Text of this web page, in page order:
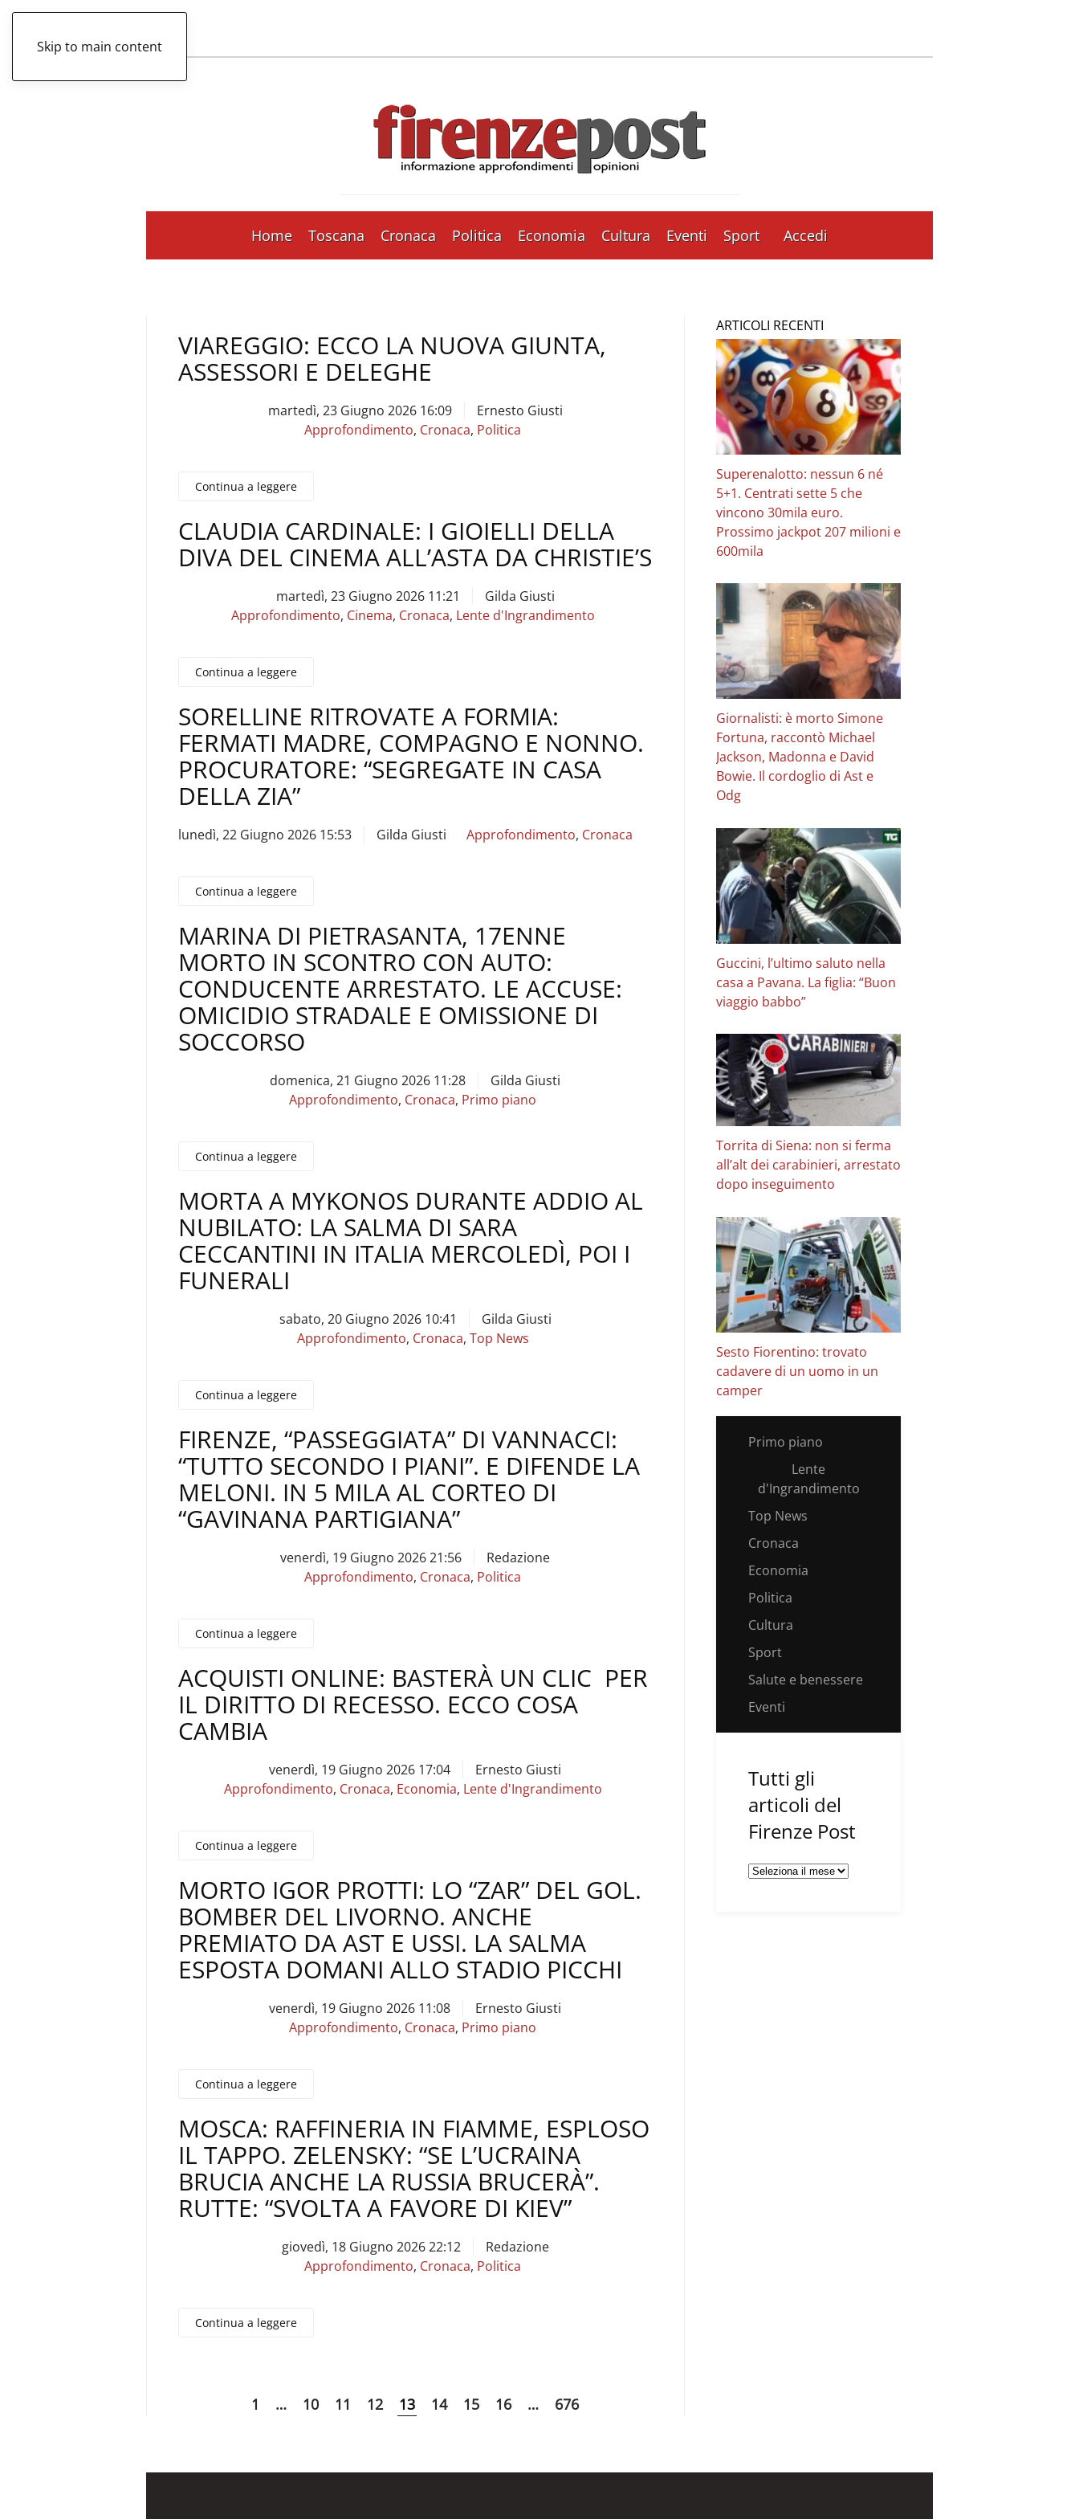
Skip to main content
Home Toscana Cronaca Politica Economia Cultura Eventi Sport Accedi
VIAREGGIO: ECCO LA NUOVA GIUNTA,
ASSESSORI E DELEGHE
martedì, 23 Giugno 2026 16:09
Ernesto Giusti
Approfondimento, Cronaca, Politica
Continua a leggere
CLAUDIA CARDINALE: I GIOIELLI DELLA
DIVA DEL CINEMA ALL’ASTA DA CHRISTIE’S
martedì, 23 Giugno 2026 11:21
Gilda Giusti
Approfondimento, Cinema, Cronaca, Lente d'Ingrandimento
Continua a leggere
SORELLINE RITROVATE A FORMIA:
FERMATI MADRE, COMPAGNO E NONNO.
PROCURATORE: “SEGREGATE IN CASA
DELLA ZIA”
lunedì, 22 Giugno 2026 15:53 Gilda Giusti Approfondimento, Cronaca
Continua a leggere
MARINA DI PIETRASANTA, 17ENNE
MORTO IN SCONTRO CON AUTO:
CONDUCENTE ARRESTATO. LE ACCUSE:
OMICIDIO STRADALE E OMISSIONE DI
SOCCORSO
domenica, 21 Giugno 2026 11:28
Gilda Giusti
Approfondimento, Cronaca, Primo piano
Continua a leggere
MORTA A MYKONOS DURANTE ADDIO AL
NUBILATO: LA SALMA DI SARA
CECCANTINI IN ITALIA MERCOLEDÌ, POI I
FUNERALI
sabato, 20 Giugno 2026 10:41
Gilda Giusti
Approfondimento, Cronaca, Top News
Continua a leggere
FIRENZE, “PASSEGGIATA” DI VANNACCI:
“TUTTO SECONDO I PIANI”. E DIFENDE LA
MELONI. IN 5 MILA AL CORTEO DI
“GAVINANA PARTIGIANA”
venerdì, 19 Giugno 2026 21:56
Redazione
Approfondimento, Cronaca, Politica
Continua a leggere
ACQUISTI ONLINE: BASTERÀ UN CLIC PER
IL DIRITTO DI RECESSO. ECCO COSA
CAMBIA
venerdì, 19 Giugno 2026 17:04
Ernesto Giusti
Approfondimento, Cronaca, Economia, Lente d'Ingrandimento
Continua a leggere
MORTO IGOR PROTTI: LO “ZAR” DEL GOL.
BOMBER DEL LIVORNO. ANCHE
PREMIATO DA AST E USSI. LA SALMA
ESPOSTA DOMANI ALLO STADIO PICCHI
venerdì, 19 Giugno 2026 11:08
Ernesto Giusti
Approfondimento, Cronaca, Primo piano
Continua a leggere
MOSCA: RAFFINERIA IN FIAMME, ESPLOSO
IL TAPPO. ZELENSKY: “SE L’UCRAINA
BRUCIA ANCHE LA RUSSIA BRUCERÀ”.
RUTTE: “SVOLTA A FAVORE DI KIEV”
giovedì, 18 Giugno 2026 22:12
Redazione
Approfondimento, Cronaca, Politica
Continua a leggere
1 … 10 11 12 13 14 15 16 … 676
ARTICOLI RECENTI
Superenalotto: nessun 6 né
5+1. Centrati sette 5 che
vincono 30mila euro.
Prossimo jackpot 207 milioni e
600mila
Giornalisti: è morto Simone
Fortuna, raccontò Michael
Jackson, Madonna e David
Bowie. Il cordoglio di Ast e
Odg
Guccini, l’ultimo saluto nella
casa a Pavana. La figlia: “Buon
viaggio babbo”
Torrita di Siena: non si ferma
all’alt dei carabinieri, arrestato
dopo inseguimento
Sesto Fiorentino: trovato
cadavere di un uomo in un
camper
Primo piano
Lente
d'Ingrandimento
Top News
Cronaca
Economia
Politica
Cultura
Sport
Salute e benessere
Eventi
Tutti gli
articoli del
Firenze Post
Tutti